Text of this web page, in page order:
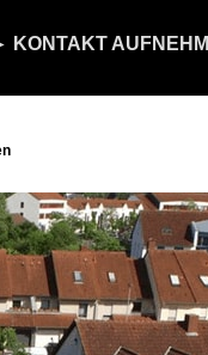
KONTAKT